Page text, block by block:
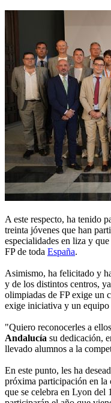
A este respecto, ha tenido
treinta jóvenes que han
especialidades en liza y
FP de toda España.
Asimismo, ha felicitado y
y de los distintos centros,
olimpiadas de FP exige un
exige iniciativa y un equipo
"Quiero reconocerles a
Andalucía su dedicación,
llevado alumnos a la
En este punto, les ha
próxima participación en
que se celebra en Lyon del